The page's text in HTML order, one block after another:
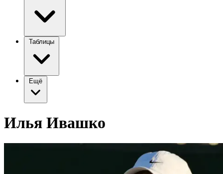
Таблицы
Ещё
Илья Ивашко